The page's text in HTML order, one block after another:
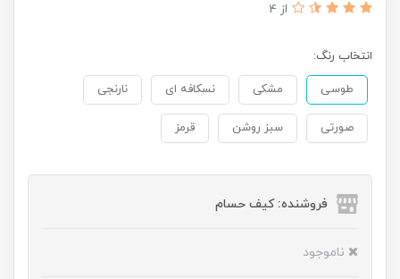
از 4
انتخاب رنگ:
طوسی مشکی نسکافه ای نارنجی
صورتی سبز روشن قرمز
فروشنده: کیف حسام
ناموجود